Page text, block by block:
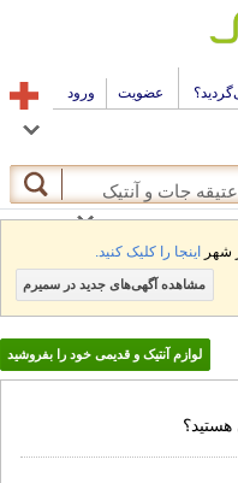
عضویت ورود
جات و آنتیک
اینجا را کلیک کنید.
مشاهده آگهی‌های جدید در سمیرم
لوازم آنتیک و قدیمی خود را بفروشید